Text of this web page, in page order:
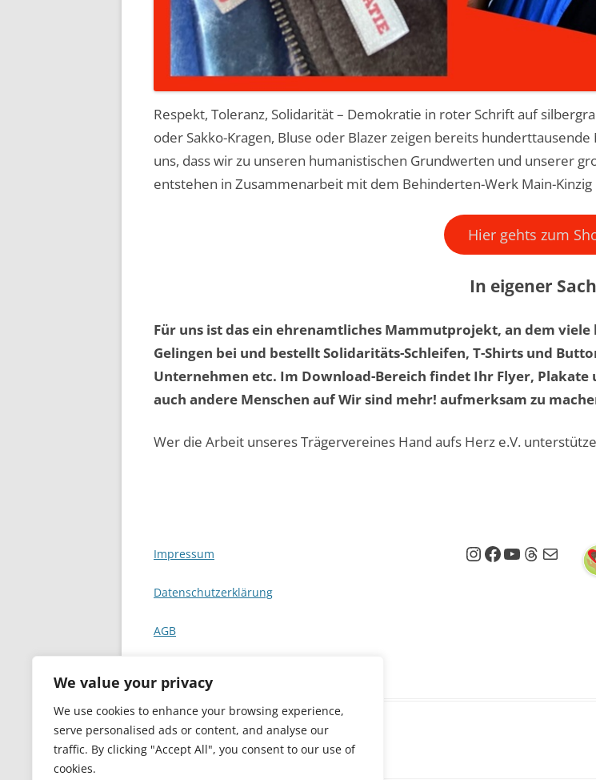
We value your privacy
We use cookies to enhance your browsing experience,
serve personalised ads or content, and analyse our
traffic. By clicking "Accept All", you consent to our use of
cookies.
Respekt, Toleranz, Solidarität – Demokratie in roter Schrift auf
oder Sakko-Kragen, Bluse oder Blazer zeigen bereits
uns, dass wir zu unseren humanistischen Grundwerten und unserer
entstehen in Zusammenarbeit mit dem Behinderten-Werk Main-Kinzig
Hier gehts zum
In eigener
Für uns ist das ein ehrenamtliches Mammutprojekt, an dem
Gelingen bei und bestellt Solidaritäts-Schleifen, T-Shirts und
Unternehmen etc. Im Download-Bereich findet Ihr Flyer,
auch andere Menschen auf Wir sind mehr! aufmerksam zu
Wer die Arbeit unseres Trägervereines Hand aufs Herz e.V.
Impressum
Datenschutzerklärung
AGB
Instagram
Facebook
YouTube
Threads
E-Mail